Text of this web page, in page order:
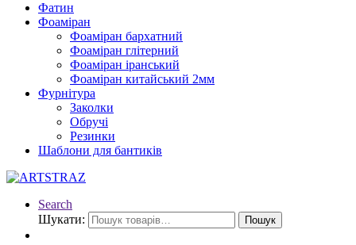
Фатин
Фоаміран
Фоаміран бархатний
Фоаміран глітерний
Фоаміран іранський
Фоаміран китайський 2мм
Фурнітура
Заколки
Обручі
Резинки
Шаблони для бантиків
Search
Шукати:
Пошук